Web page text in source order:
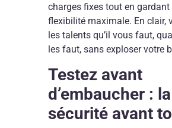
charges fixes tout en gardant
flexibilité maximale. En clair,
les talents qu’il vous faut,
les faut, sans exploser votre
Testez avant
d’embaucher : la
sécurité avant